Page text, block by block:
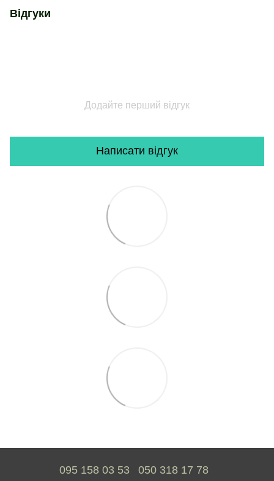
Відгуки
Додайте перший відгук
Написати відгук
095 158 03 53 050 318 17 78